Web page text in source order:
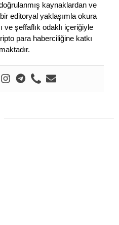
kaynaklardan ve
editoryal yaklaşımla okura
ve şeffaflık odaklı içeriğiyle
para haberciliğine katkı